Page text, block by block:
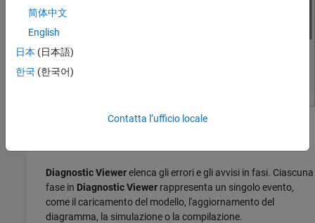
Diagnostic Viewerelenca gli errori e gli avvisi in fasi. Ciascuna
fase in Diagnostic Viewer rappresenta un singolo evento,
come il caricamento del modello, l'aggiornamento del
diagramma, la simulazione o la compilazione.
简体中文
English
日本 (日本語)
한국 (한국어)
Contatta l’ufficio locale